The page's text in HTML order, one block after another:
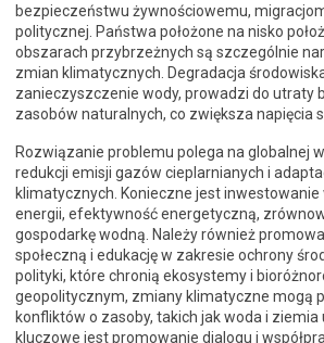
bezpieczeństwu żywnościowemu,
politycznej. Państwa położone na nisko
obszarach przybrzeżnych są szczególnie
zmian klimatycznych. Degradacja
zanieczyszczenie wody, prowadzi do utraty
zasobów naturalnych, co zwiększa napięcia
Rozwiązanie problemu polega na globalnej
redukcji emisji gazów cieplarnianych i
klimatycznych. Konieczne jest inwestowanie
energii, efektywność energetyczną,
gospodarkę wodną. Należy również
społeczną i edukację w zakresie ochrony
polityki, które chronią ekosystemy i
geopolitycznym, zmiany klimatyczne mogą
konfliktów o zasoby, takich jak woda i
kluczowe jest promowanie dialogu i